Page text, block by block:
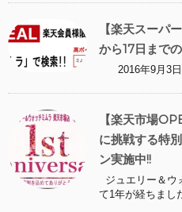
【楽天スーパ
から17日まで
2016年9月3日
【楽天市場
に挑戦する特
ン実施中!!
ジュエリー＆ウ
て1年が経ちまし